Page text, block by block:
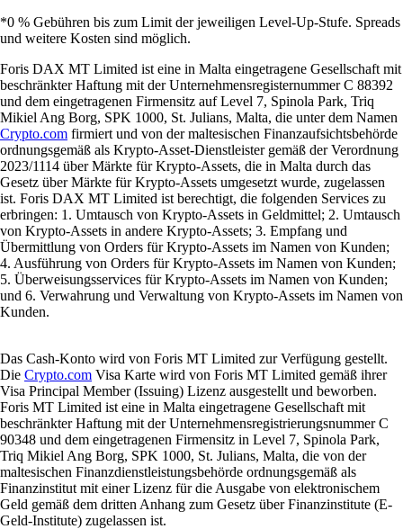
*0 % Gebühren bis zum Limit der jeweiligen Level-Up-Stufe. Spreads
und weitere Kosten sind möglich.
Foris DAX MT Limited ist eine in Malta eingetragene Gesellschaft mit
beschränkter Haftung mit der Unternehmensregisternummer C 88392
und dem eingetragenen Firmensitz auf Level 7, Spinola Park, Triq
Mikiel Ang Borg, SPK 1000, St. Julians, Malta, die unter dem Namen
Crypto.com firmiert und von der maltesischen Finanzaufsichtsbehörde
ordnungsgemäß als Krypto-Asset-Dienstleister gemäß der Verordnung
2023/1114 über Märkte für Krypto-Assets, die in Malta durch das
Gesetz über Märkte für Krypto-Assets umgesetzt wurde, zugelassen
ist. Foris DAX MT Limited ist berechtigt, die folgenden Services zu
erbringen: 1. Umtausch von Krypto-Assets in Geldmittel; 2. Umtausch
von Krypto-Assets in andere Krypto-Assets; 3. Empfang und
Übermittlung von Orders für Krypto-Assets im Namen von Kunden;
4. Ausführung von Orders für Krypto-Assets im Namen von Kunden;
5. Überweisungsservices für Krypto-Assets im Namen von Kunden;
und 6. Verwahrung und Verwaltung von Krypto-Assets im Namen von
Kunden.
Das Cash-Konto wird von Foris MT Limited zur Verfügung gestellt.
Die Crypto.com Visa Karte wird von Foris MT Limited gemäß ihrer
Visa Principal Member (Issuing) Lizenz ausgestellt und beworben.
Foris MT Limited ist eine in Malta eingetragene Gesellschaft mit
beschränkter Haftung mit der Unternehmensregistrierungsnummer C
90348 und dem eingetragenen Firmensitz in Level 7, Spinola Park,
Triq Mikiel Ang Borg, SPK 1000, St. Julians, Malta, die von der
maltesischen Finanzdienstleistungsbehörde ordnungsgemäß als
Finanzinstitut mit einer Lizenz für die Ausgabe von elektronischem
Geld gemäß dem dritten Anhang zum Gesetz über Finanzinstitute (E-
Geld-Institute) zugelassen ist.